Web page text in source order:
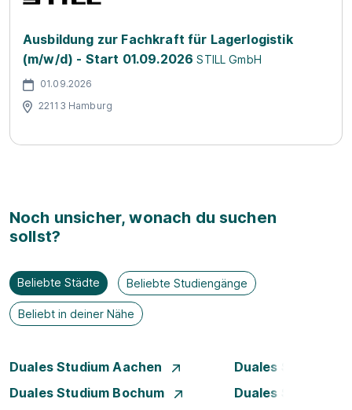
Ausbildung zur Fachkraft für Lagerlogistik
(m/w/d) - Start 01.09.2026 STILL GmbH
01.09.2026
22113 Hamburg
Noch unsicher, wonach du suchen
sollst?
Beliebte Städte Beliebte Studiengänge
Beliebt in deiner Nähe
Duales Studium Aachen
Duales Studium
Duales Studium Bochum
Duales Studium